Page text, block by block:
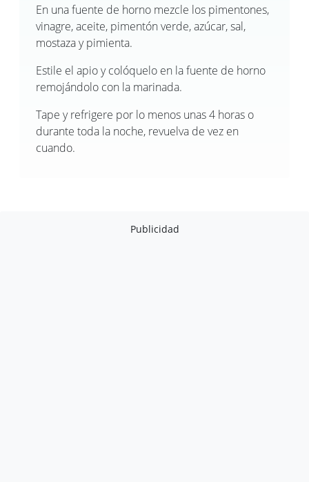
En una fuente de horno mezcle los pimentones,
vinagre, aceite, pimentón verde, azúcar, sal,
mostaza y pimienta.
Estile el apio y colóquelo en la fuente de horno
remojándolo con la marinada.
Tape y refrigere por lo menos unas 4 horas o
durante toda la noche, revuelva de vez en
cuando.
Publicidad